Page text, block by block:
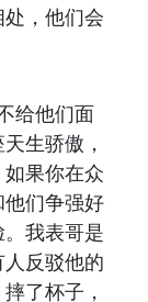
，他们会
他们面
生骄傲，
果你在众
他们争强好
我表哥是
反驳他的
了杯子，